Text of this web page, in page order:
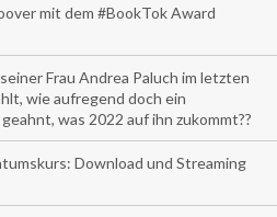
mit dem #BookTok Award
Frau Andrea Paluch im letzten
wie aufregend doch ein
was 2022 auf ihn zukommt??
Download und Streaming